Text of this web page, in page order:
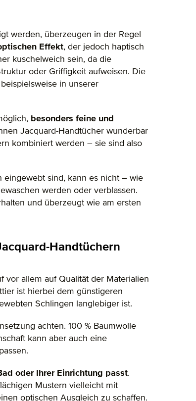
werden, überzeugen in der Regel
Effekt, der jedoch haptisch
kuschelweich sein, da die
oder Griffigkeit aufweisen. Die
in unserer
besonders feine und
Jacquard-Handtücher wunderbar
kombiniert werden – sie sind also
eingewebt sind, kann es nicht – wie
werden oder verblassen.
und überzeugt wie am ersten
Handtüchern
vor allem auf Qualität der Materialien
ist hierbei dem günstigeren
Schlingen langlebiger ist.
achten. 100 % Baumwolle
kann aber auch eine
oder Ihrer Einrichtung passt.
Mustern vielleicht mit
optischen Ausgleich zu schaffen.